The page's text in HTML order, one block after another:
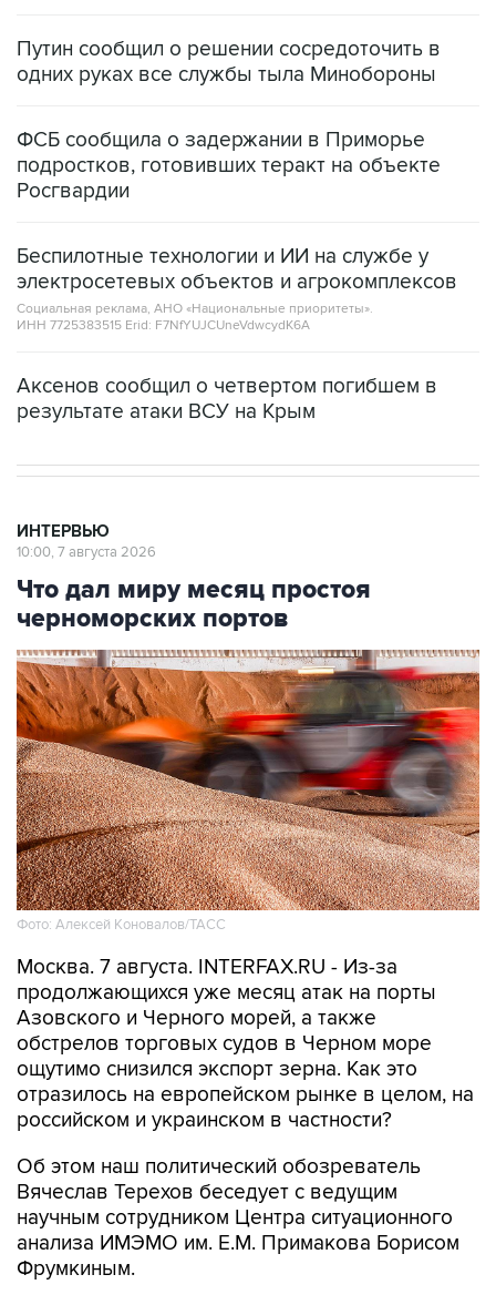
Путин сообщил о решении сосредоточить в
одних руках все службы тыла Минобороны
ФСБ сообщила о задержании в Приморье
подростков, готовивших теракт на объекте
Росгвардии
Беспилотные технологии и ИИ на службе у
электросетевых объектов и агрокомплексов
Социальная реклама, АНО «Национальные приоритеты».
ИНН 7725383515 Erid: F7NfYUJCUneVdwcydK6A
Аксенов сообщил о четвертом погибшем в
результате атаки ВСУ на Крым
ИНТЕРВЬЮ
10:00, 7 августа 2026
Что дал миру месяц простоя
черноморских портов
Фото: Алексей Коновалов/ТАСС
Москва. 7 августа. INTERFAX.RU - Из-за
продолжающихся уже месяц атак на порты
Азовского и Черного морей, а также
обстрелов торговых судов в Черном море
ощутимо снизился экспорт зерна. Как это
отразилось на европейском рынке в целом, на
российском и украинском в частности?
Об этом наш политический обозреватель
Вячеслав Терехов беседует с ведущим
научным сотрудником Центра ситуационного
анализа ИМЭМО им. Е.М. Примакова Борисом
Фрумкиным.